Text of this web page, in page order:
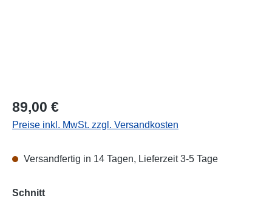
Regulärer Preis:
89,00 €
Preise inkl. MwSt. zzgl. Versandkosten
Versandfertig in 14 Tagen, Lieferzeit 3-5 Tage
Schnittauswählen